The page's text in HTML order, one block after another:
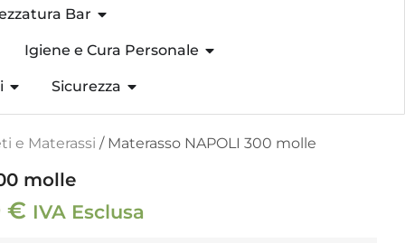
Bar
Igiene e Cura Personale
Sicurezza
e Materassi / Materasso NAPOLI 300 molle
molle
€ IVA Esclusa